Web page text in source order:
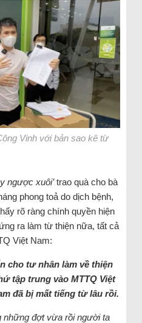
Vinh với bản sao kê từ
ngược xuôi’trao quà cho bà
phong toả do dịch bệnh,
rõ ràng chính quyền hiện
ra làm từ thiện nữa, tất cả
Việt Nam:
cho tư nhân làm về thiện
tập trung vào MTTQ Việt
đã bị mất tiếng từ lâu rồi.
những đợt vừa rồi người ta